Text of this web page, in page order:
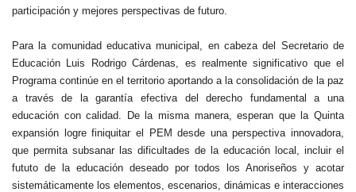
participación y mejores perspectivas de futuro.
Para la comunidad educativa municipal, en cabeza del Secretario de
Educación Luis Rodrigo Cárdenas, es realmente significativo que el
Programa continúe en el territorio aportando a la consolidación de la paz
a través de la garantía efectiva del derecho fundamental a una
educación con calidad. De la misma manera, esperan que la Quinta
expansión logre finiquitar el PEM desde una perspectiva innovadora,
que permita subsanar las dificultades de la educación local, incluir el
fututo de la educación deseado por todos los Anoriseños y acotar
sistemáticamente los elementos, escenarios, dinámicas e interacciones